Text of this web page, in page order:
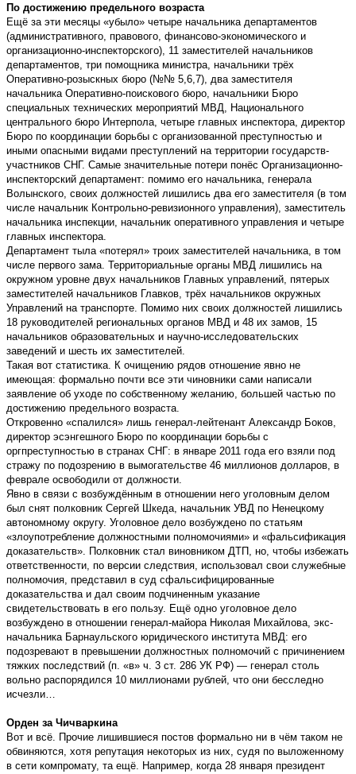
По достижению предельного возраста
Ещё за эти месяцы «убыло» четыре начальника департаментов
(административного, правового, финансово-экономического и
организационно-инспекторского), 11 заместителей начальников
департаментов, три помощника министра, начальники трёх
Оперативно-розыскных бюро (№№ 5,6,7), два заместителя
начальника Оперативно-поискового бюро, начальники Бюро
специальных технических мероприятий МВД, Национального
центрального бюро Интерпола, четыре главных инспектора, директор
Бюро по координации борьбы с организованной преступностью и
иными опасными видами преступлений на территории государств-
участников СНГ. Самые значительные потери понёс Организационно-
инспекторский департамент: помимо его начальника, генерала
Волынского, своих должностей лишились два его заместителя (в том
числе начальник Контрольно-ревизионного управления), заместитель
начальника инспекции, начальник оперативного управления и четыре
главных инспектора.
Департамент тыла «потерял» троих заместителей начальника, в том
числе первого зама. Территориальные органы МВД лишились на
окружном уровне двух начальников Главных управлений, пятерых
заместителей начальников Главков, трёх начальников окружных
Управлений на транспорте. Помимо них своих должностей лишились
18 руководителей региональных органов МВД и 48 их замов, 15
начальников образовательных и научно-исследовательских
заведений и шесть их заместителей.
Такая вот статистика. К очищению рядов отношение явно не
имеющая: формально почти все эти чиновники сами написали
заявление об уходе по собственному желанию, большей частью по
достижению предельного возраста.
Откровенно «спалился» лишь генерал-лейтенант Александр Боков,
директор эсэнгешного Бюро по координации борьбы с
оргпреступностью в странах СНГ: в январе 2011 года его взяли под
стражу по подозрению в вымогательстве 46 миллионов долларов, в
феврале освободили от должности.
Явно в связи с возбуждённым в отношении него уголовным делом
был снят полковник Сергей Шкеда, начальник УВД по Ненецкому
автономному округу. Уголовное дело возбуждено по статьям
«злоупотребление должностными полномочиями» и «фальсификация
доказательств». Полковник стал виновником ДТП, но, чтобы избежать
ответственности, по версии следствия, использовал свои служебные
полномочия, представил в суд сфальсифицированные
доказательства и дал своим подчиненным указание
свидетельствовать в его пользу. Ещё одно уголовное дело
возбуждено в отношении генерал-майора Николая Михайлова, экс-
начальника Барнаульского юридического института МВД: его
подозревают в превышении должностных полномочий с причинением
тяжких последствий (п. «в» ч. 3 ст. 286 УК РФ) — генерал столь
вольно распорядился 10 миллионами рублей, что они бесследно
исчезли…
Орден за Чичваркина
Вот и всё. Прочие лишившиеся постов формально ни в чём таком не
обвиняются, хотя репутация некоторых из них, судя по выложенному
в сети компромату, та ещё. Например, когда 28 января президент